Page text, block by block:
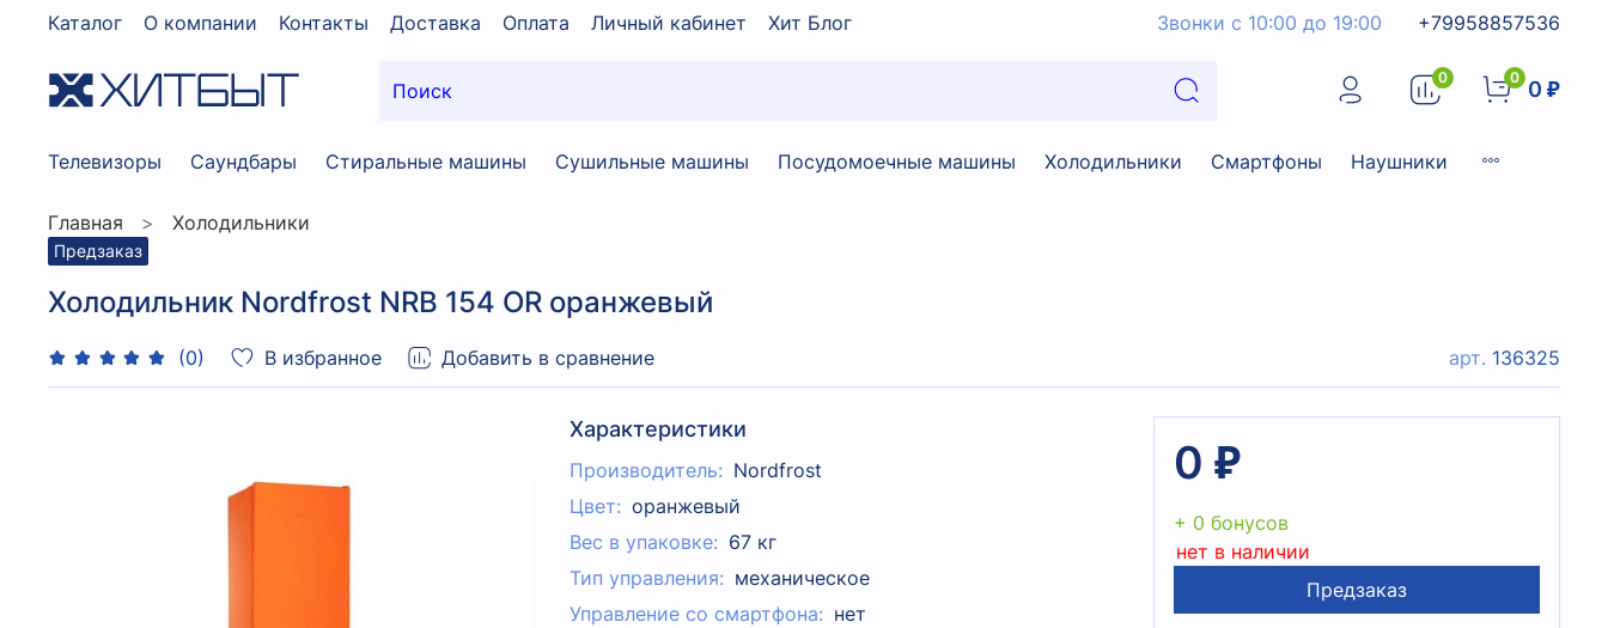
Каталог О компании Контакты Доставка Оплата Личный кабинет Хит Блог Звонки с 10:00 до 19:00 +79958857536
0 0 0 ₽
Телевизоры Саундбары Стиральные машины Сушильные машины Посудомоечные машины Холодильники Смартфоны Наушники
Главная Холодильники
Предзаказ
Холодильник Nordfrost NRB 154 OR оранжевый
(0) В избранное Добавить в сравнение арт. 136325
Характеристики
Производитель: Nordfrost
Цвет: оранжевый
Вес в упаковке: 67 кг
Тип управления: механическое
Управление со смартфона: нет
0 ₽
+ 0 бонусов
нет в наличии
Предзаказ